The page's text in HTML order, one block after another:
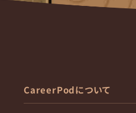
CareerPodについて